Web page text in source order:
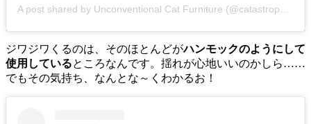
ジワジワくるのは、そのほとんどがハンモックのようにして
使用しているところなんです。揺れが心地いいのかしら……
でもその気持ち、なんとな～くわかるお！